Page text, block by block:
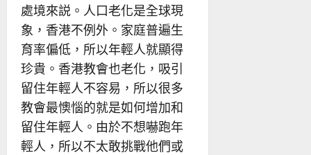
處境來説。人口老化是全球現
象，香港不例外。家庭普遍生
育率偏低，所以年輕人就顯得
珍貴。香港教會也老化，吸引
留住年輕人不容易，所以很多
教會最懊惱的就是如何增加和
留住年輕人。由於不想嚇跑年
輕人，所以不太敢挑戰他們或